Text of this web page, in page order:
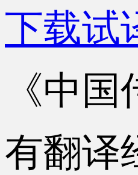
下载试
《中
有翻译